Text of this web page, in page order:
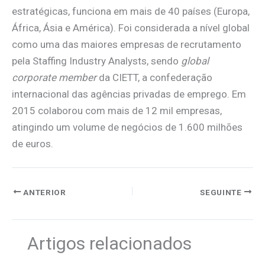
estratégicas, funciona em mais de 40 países (Europa,
África, Ásia e América). Foi considerada a nível global
como uma das maiores empresas de recrutamento
pela Staffing Industry Analysts, sendo global
corporate memberda CIETT, a confederação
internacional das agências privadas de emprego. Em
2015 colaborou com mais de 12 mil empresas,
atingindo um volume de negócios de 1.600 milhões
de euros.
ANTERIOR SEGUINTE
Artigos relacionados